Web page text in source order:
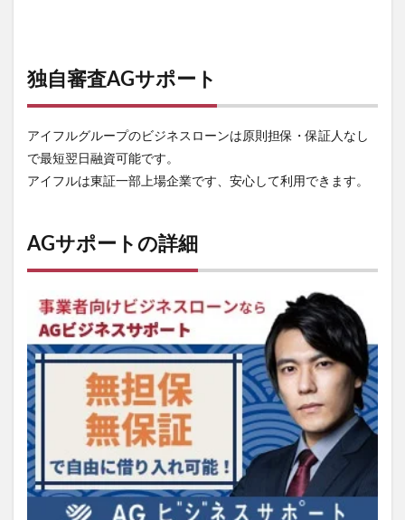
独自審査AGサポート
アイフルグループのビジネスローンは原則担保・保証人なし
で最短翌日融資可能です。
アイフルは東証一部上場企業です、安心して利用できます。
AGサポートの詳細